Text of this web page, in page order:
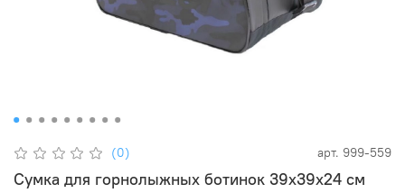
(0) арт. 999-559
Сумка для горнолыжных ботинок 39х39х24 см